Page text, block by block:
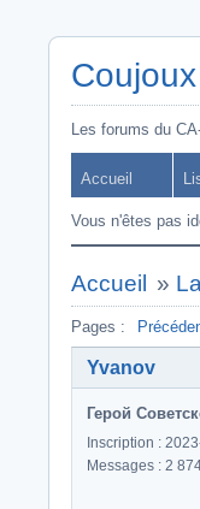
Les forums du
Accueil
Vous n'êtes pas
Accueil »
Pages :
Yvanov
Герой
Inscription :
Messages : 2